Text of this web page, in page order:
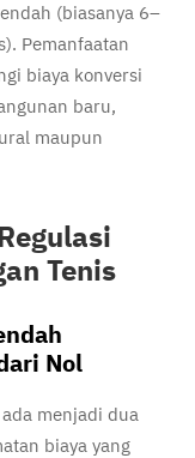
(biasanya 6–
Pemanfaatan
biaya konversi
baru,
maupun
Tenis
Nol
menjadi dua
biaya yang